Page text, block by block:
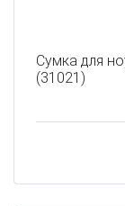
Сумка для
(31021)